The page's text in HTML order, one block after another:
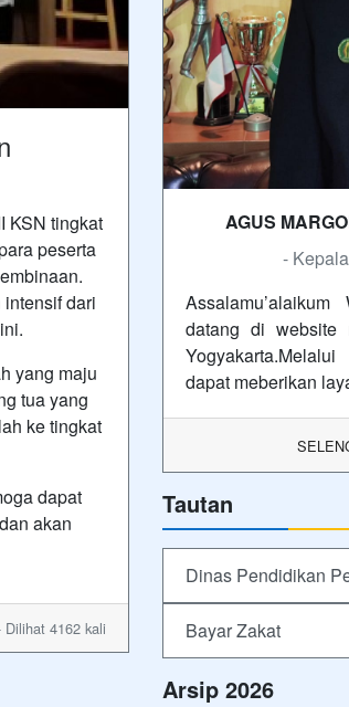
KSN tingkat
peserta
dari
yang maju
tua yang
ke tingkat
dapat
akan
4162 kali
AGUS
-
datang di website
dapat meberikan
Tautan
Dinas Pendidikan
Bayar Zakat
Arsip 2026